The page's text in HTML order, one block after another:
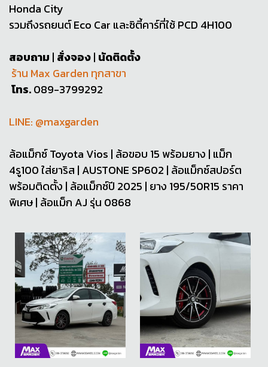
Honda City
รวมถึงรถยนต์ Eco Car และซิตี้คาร์ที่ใช้ PCD 4H100
สอบถาม | สั่งจอง| นัดติดตั้ง
ร้าน Max Garden ทุกสาขา
โทร.089-3799292
LINE: @maxgarden
ล้อแม็กซ์ Toyota Vios | ล้อขอบ 15 พร้อมยาง | แม็ก
4รู100 ใส่ยาริส | AUSTONE SP602 | ล้อแม็กซ์สปอร์ต
พร้อมติดตั้ง | ล้อแม็กซ์ปี 2025 | ยาง 195/50R15 ราคา
พิเศษ | ล้อแม็ก AJ รุ่น 0868